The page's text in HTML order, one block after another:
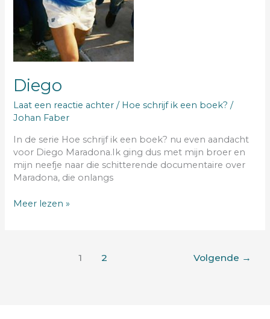
Diego
Laat een reactie achter / Hoe schrijf ik een boek? /
Johan Faber
In de serie Hoe schrijf ik een boek? nu even aandacht
voor Diego Maradona.Ik ging dus met mijn broer en
mijn neefje naar die schitterende documentaire over
Maradona, die onlangs
Meer lezen »
1 2 Volgende →